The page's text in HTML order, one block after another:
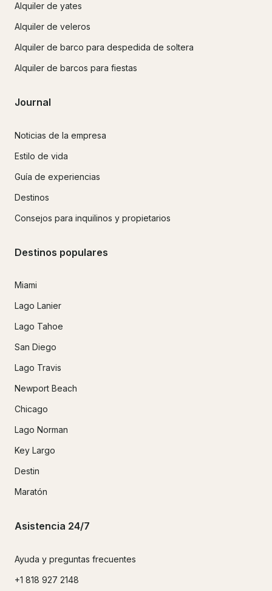
Alquiler de yates
Alquiler de veleros
Alquiler de barco para despedida de soltera
Alquiler de barcos para fiestas
Journal
Noticias de la empresa
Estilo de vida
Guía de experiencias
Destinos
Consejos para inquilinos y propietarios
Destinos populares
Miami
Lago Lanier
Lago Tahoe
San Diego
Lago Travis
Newport Beach
Chicago
Lago Norman
Key Largo
Destin
Maratón
Asistencia 24/7
Ayuda y preguntas frecuentes
+1 818 927 2148